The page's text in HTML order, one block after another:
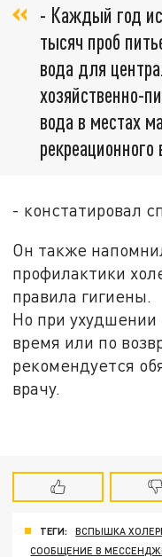
- Каждый год
тысяч проб
вода для
хозяйственно-
вода в местах
рекреационного
- констатировал
Он также
профилактики
правила гигиены.
Но при ухудшении
время или по
рекомендуется
врачу.
ТЕГИ:
ВСПЫШКА
СООБЩЕНИЕ В